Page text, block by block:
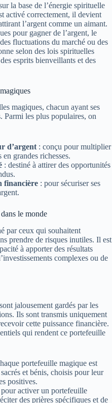
la base de l’énergie spirituelle
activé correctement, il devient
l’argent comme un aimant.
pour gagner de l’argent, le
fluctuations du marché ou des
selon des lois spirituelles
esprits bienveillants et des
magiques, chacun ayant ses
Parmi les plus populaires, on
d’argent: conçu pour multiplier
grandes richesses.
: destiné à attirer des opportunités
financière : pour sécuriser ses
le monde
par ceux qui souhaitent
prendre de risques inutiles. Il est
à apporter des résultats
complexes ou de
jalousement gardés par les
Ils sont transmis uniquement
cette puissance financière.
qui rendent ce portefeuille
portefeuille magique est
et bénis, choisis pour leur
positives.
pour activer un portefeuille
des prières spécifiques et de